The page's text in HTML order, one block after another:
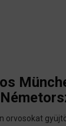
orvosokat